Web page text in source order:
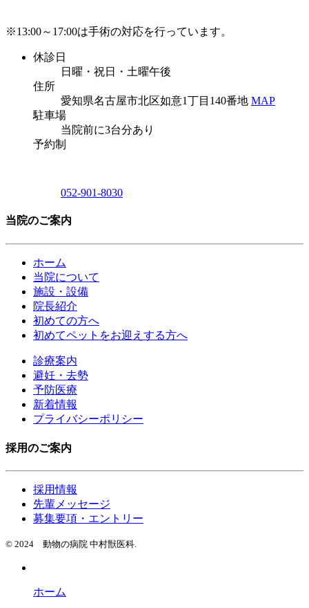
※13:00～17:00は手術の対応を行っています。
休診日
日曜・祝日・土曜午後
住所
愛知県名古屋市北区如意1丁目140番地 MAP
駐車場
当院前に3台分あり
予約制
052-901-8030
当院のご案内
ホーム
当院について
施設・設備
院長紹介
初めての方へ
初めてペットをお迎えする方へ
診療案内
避妊・去勢
予防医療
新着情報
プライバシーポリシー
採用のご案内
採用情報
先輩メッセージ
募集要項・エントリー
© 2024 動物の病院 中村獣医科.
ホーム